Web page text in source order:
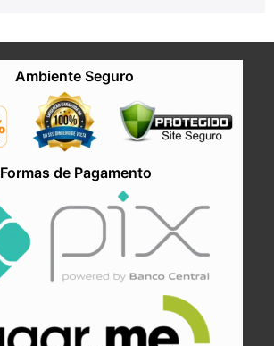
Ambiente Seguro
Formas de Pagamento